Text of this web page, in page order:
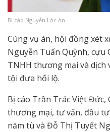
Bị cáo Nguyễn Lộc An.
Cùng vụ án, hội đồng xét
Nguyễn Tuấn Quỳnh, cựu
TNHH thương mại và
tội đưa hối lộ.
Bị cáo Trần Trác Việt Đức,
thương mại, tư vấn, đầu
năm tù và Đỗ Thị Tuyết